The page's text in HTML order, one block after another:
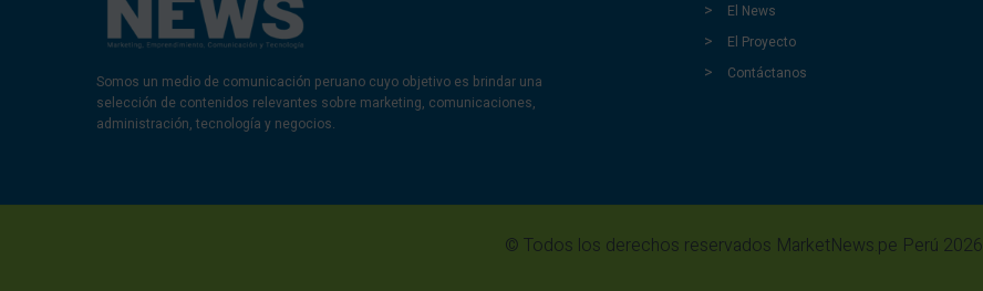
Somos un medio de comunicación peruano cuyo objetivo es brindar una
selección de contenidos relevantes sobre marketing, comunicaciones,
administración, tecnología y negocios.
El News
El Proyecto
Contáctanos
© Todos los derechos reservados MarketNews.pe Perú 2026